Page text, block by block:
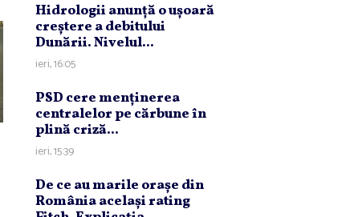
Hidrologii anunţă o uşoară
creştere a debitului
Dunării. Nivelul...
ieri, 16:05
PSD cere menţinerea
centralelor pe cărbune în
plină criză...
ieri, 15:39
De ce au marile oraşe din
România acelaşi rating